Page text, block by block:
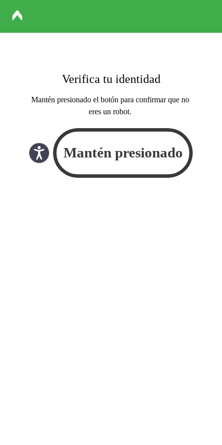
Verifica tu identidad
Mantén presionado el botón para confirmar que no
eres un robot.